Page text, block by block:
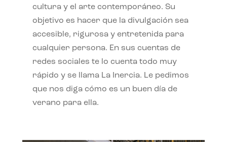
cultura y el arte contemporáneo. Su
objetivo es hacer que la divulgación sea
accesible, rigurosa y entretenida para
cualquier persona. En sus cuentas de
redes sociales te lo cuenta todo muy
rápido y se llama La Inercia. Le pedimos
que nos diga cómo es un buen día de
verano para ella.